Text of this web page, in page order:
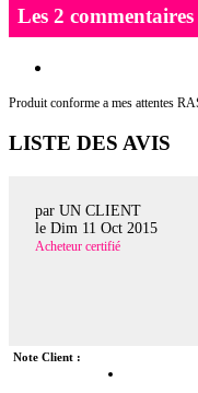
Les 2
Produit conforme a mes attentes
LISTE DES AVIS
par UN CLIENT
le Dim 11 Oct 2015
Acheteur certifié
Note Client :